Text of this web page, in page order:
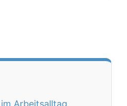
Arbeitsalltag